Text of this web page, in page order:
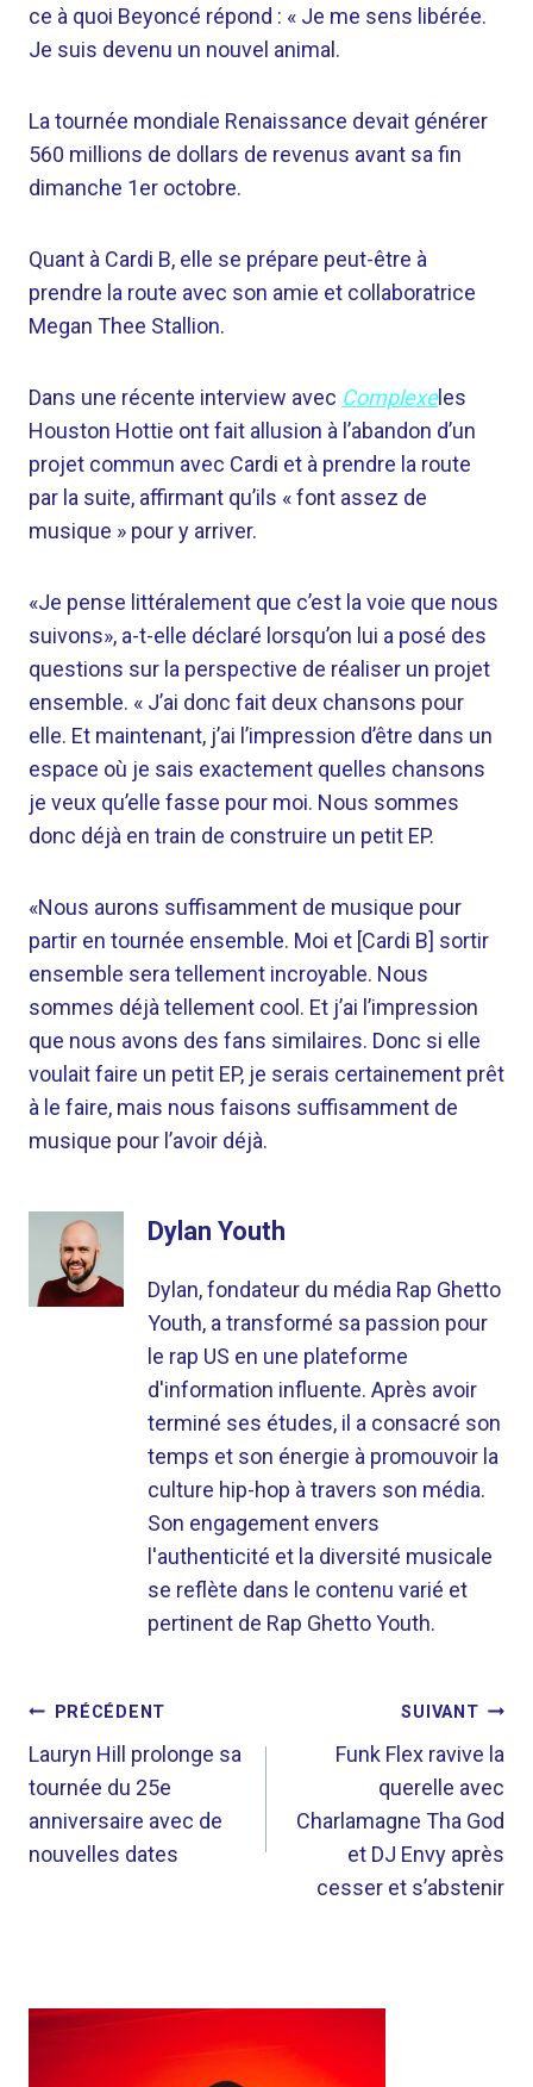
ce à quoi Beyoncé répond : « Je me sens libérée.
Je suis devenu un nouvel animal.
La tournée mondiale Renaissance devait générer
560 millions de dollars de revenus avant sa fin
dimanche 1er octobre.
Quant à Cardi B, elle se prépare peut-être à
prendre la route avec son amie et collaboratrice
Megan Thee Stallion.
Dans une récente interview avec Complexeles
Houston Hottie ont fait allusion à l’abandon d’un
projet commun avec Cardi et à prendre la route
par la suite, affirmant qu’ils « font assez de
musique » pour y arriver.
«Je pense littéralement que c’est la voie que nous
suivons», a-t-elle déclaré lorsqu’on lui a posé des
questions sur la perspective de réaliser un projet
ensemble. « J’ai donc fait deux chansons pour
elle. Et maintenant, j’ai l’impression d’être dans un
espace où je sais exactement quelles chansons
je veux qu’elle fasse pour moi. Nous sommes
donc déjà en train de construire un petit EP.
«Nous aurons suffisamment de musique pour
partir en tournée ensemble. Moi et [Cardi B] sortir
ensemble sera tellement incroyable. Nous
sommes déjà tellement cool. Et j’ai l’impression
que nous avons des fans similaires. Donc si elle
voulait faire un petit EP, je serais certainement prêt
à le faire, mais nous faisons suffisamment de
musique pour l’avoir déjà.
Dylan Youth
Dylan, fondateur du média Rap Ghetto
Youth, a transformé sa passion pour
le rap US en une plateforme
d'information influente. Après avoir
terminé ses études, il a consacré son
temps et son énergie à promouvoir la
culture hip-hop à travers son média.
Son engagement envers
l'authenticité et la diversité musicale
se reflète dans le contenu varié et
pertinent de Rap Ghetto Youth.
NAVIGATION
DE
L’ARTICLE
PRÉCÉDENT
Lauryn Hill prolonge sa
tournée du 25e
anniversaire avec de
nouvelles dates
SUIVANT
Funk Flex ravive la
querelle avec
Charlamagne Tha God
et DJ Envy après
cesser et s’abstenir